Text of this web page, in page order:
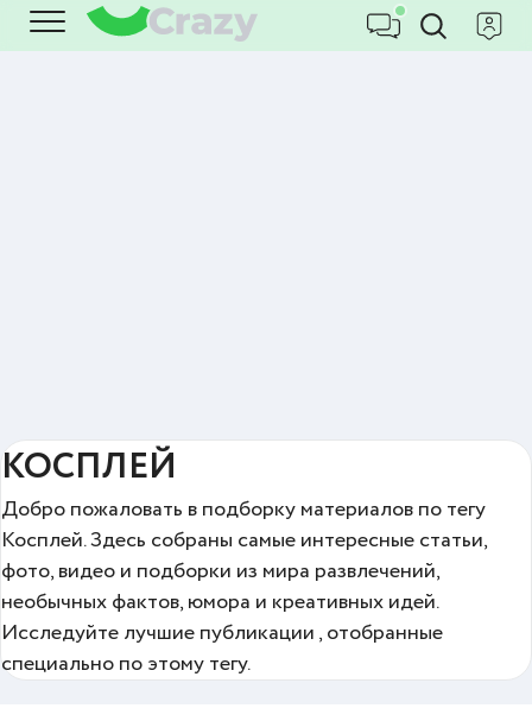
КОСПЛЕЙ
Добро пожаловать в подборку материалов по тегу
Косплей. Здесь собраны самые интересные статьи,
фото, видео и подборки из мира развлечений,
необычных фактов, юмора и креативных идей.
Исследуйте лучшие публикации , отобранные
специально по этому тегу.